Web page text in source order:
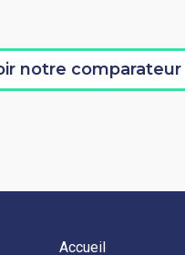
notre comparateur
Accueil